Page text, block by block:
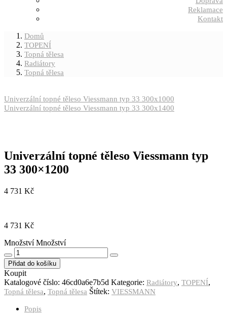
Reklamace
Kontakt
Domů
TOPENÍ
Topná tělesa
Radiátory
Topná tělesa
Univerzální topné těleso Viessmann typ 33 300x1000
Univerzální topné těleso Viessmann typ 33 300x1400
Univerzální topné těleso Viessmann typ
33 300×1200
4 731 Kč
4 731 Kč
Množství Množství
Přidat do košíku
Koupit
Katalogové číslo: 46cd0a6e7b5d Kategorie: Radiátory, TOPENÍ,
Topná tělesa, Topná tělesa Štítek: VIESSMANN
Popis